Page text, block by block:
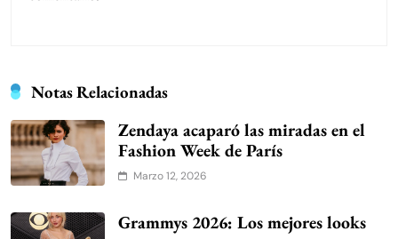
Notas Relacionadas
Zendaya acaparó las miradas en el
Fashion Week de París
Marzo 12, 2026
Grammys 2026: Los mejores looks